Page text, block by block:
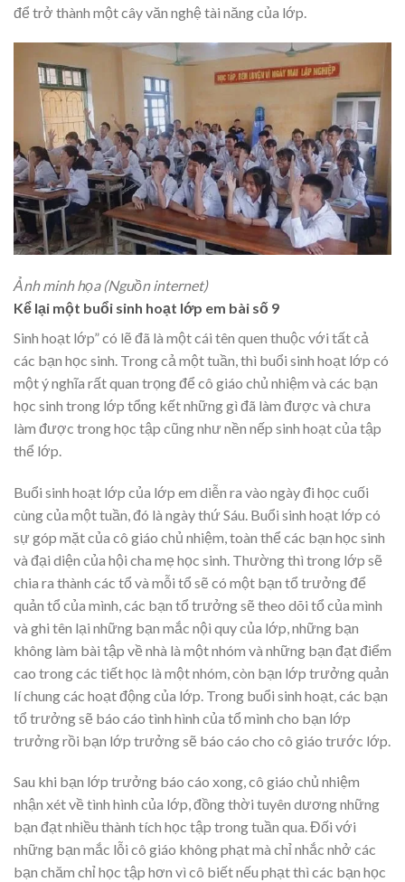
để trở thành một cây văn nghệ tài năng của lớp.
Ảnh minh họa (Nguồn internet)
Kể lại một buổi sinh hoạt lớp em bài số 9
Sinh hoạt lớp” có lẽ đã là một cái tên quen thuộc với tất cả
các bạn học sinh. Trong cả một tuần, thì buổi sinh hoạt lớp có
một ý nghĩa rất quan trọng để cô giáo chủ nhiệm và các bạn
học sinh trong lớp tổng kết những gì đã làm được và chưa
làm được trong học tập cũng như nền nếp sinh hoạt của tập
thể lớp.
Buổi sinh hoạt lớp của lớp em diễn ra vào ngày đi học cuối
cùng của một tuần, đó là ngày thứ Sáu. Buổi sinh hoạt lớp có
sự góp mặt của cô giáo chủ nhiệm, toàn thể các bạn học sinh
và đại diện của hội cha mẹ học sinh. Thường thì trong lớp sẽ
chia ra thành các tổ và mỗi tổ sẽ có một bạn tổ trưởng để
quản tổ của mình, các bạn tổ trưởng sẽ theo dõi tổ của mình
và ghi tên lại những bạn mắc nội quy của lớp, những bạn
không làm bài tập về nhà là một nhóm và những bạn đạt điểm
cao trong các tiết học là một nhóm, còn bạn lớp trưởng quản
lí chung các hoạt động của lớp. Trong buổi sinh hoạt, các bạn
tổ trưởng sẽ báo cáo tình hình của tổ mình cho bạn lớp
trưởng rồi bạn lớp trưởng sẽ báo cáo cho cô giáo trước lớp.
Sau khi bạn lớp trưởng báo cáo xong, cô giáo chủ nhiệm
nhận xét về tình hình của lớp, đồng thời tuyên dương những
bạn đạt nhiều thành tích học tập trong tuần qua. Đối với
những bạn mắc lỗi cô giáo không phạt mà chỉ nhắc nhở các
bạn chăm chỉ học tập hơn vì cô biết nếu phạt thì các bạn học